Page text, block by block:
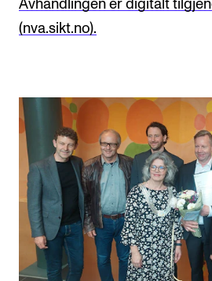
Avhandlingen er digitalt
(nva.sikt.no).